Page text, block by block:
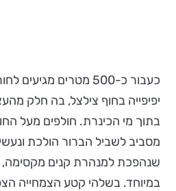
כעבור כ-500 מטרים
יפיפייה בחוף צילצל, בה חלק
בתוך מי הכינרת. חולפים מעל
מסביב לשביל הברור הולכת
שנהפכת למנהרת קנים
במיוחד. בשלהי קטע הצמחייה